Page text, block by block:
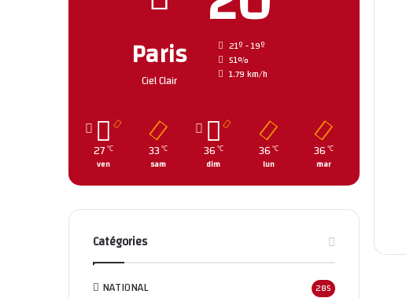
Paris
Ciel Clair
21º - 19º
51%
1.79 km/h
27 ℃
ven
33℃
sam
36 ℃
dim
36 ℃
lun
36 ℃
mar
Catégories
NATIONAL 285